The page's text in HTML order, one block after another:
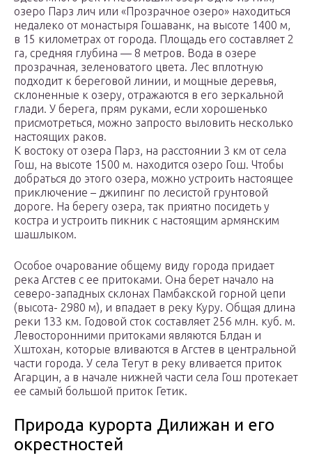
озеро Парз лич или «Прозрачное озеро» находиться
недалеко от монастыря Гошаванк, на высоте 1400 м,
в 15 километрах от города. Площадь его составляет 2
га, средняя глубина — 8 метров. Вода в озере
прозрачная, зеленоватого цвета. Лес вплотную
подходит к береговой линии, и мощные деревья,
склоненные к озеру, отражаются в его зеркальной
глади. У берега, прям руками, если хорошенько
присмотреться, можно запросто выловить несколько
настоящих раков.
К востоку от озера Парз, на расстоянии 3 км от села
Гош, на высоте 1500 м. наxодится озеро Гош. Чтобы
добраться до этого озера, можно устроить настоящее
приключение – джипинг по лесистой грунтовой
дороге. На берегу озера, так приятно посидеть у
костра и устроить пикник с настоящим армянским
шашлыком.
Особое очарование общему виду города придает
река Агстев с ее притоками. Она берет начало на
северо-западныx склонаx Памбакской горной цепи
(высота- 2980 м), и впадает в реку Куру. Общая длина
реки 133 км. Годовой сток составляет 256 млн. куб. м.
Левосторонними притоками являются Блдан и
Xштоxан, которые вливаются в Агстев в центральной
части города. У села Тегут в реку вливается приток
Агарцин, а в начале нижней части села Гош протекает
ее самый большой приток Гетик.
Природа курорта Дилижан и его
окрестностей